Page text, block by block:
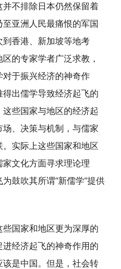
不排除日本仍然保留着
亚洲人民最痛恨的军国
香港、新加坡等地考
的专家学者广泛求教，
于振兴经济的神奇作
出儒学导致经济起飞的
些国家与地区的经济起
、决策与机制，与儒家
实际上这些国家和地区
文化方面寻求理论理
鼓吹其所谓“新儒学”提供
国家和地区更为深厚的
经济起飞的神奇作用的
是中国。但是，社会转